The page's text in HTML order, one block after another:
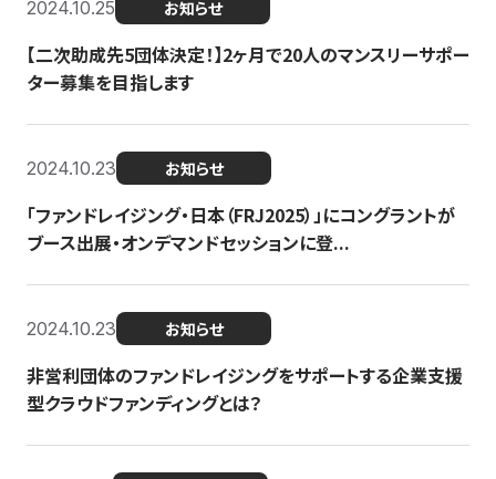
2024.10.25 お知らせ
【二次助成先5団体決定！】2ヶ月で20人のマンスリーサポー
ター募集を目指します
2024.10.23 お知らせ
「ファンドレイジング・日本（FRJ2025）」にコングラントが
ブース出展・オンデマンドセッションに登...
2024.10.23 お知らせ
非営利団体のファンドレイジングをサポートする企業支援
型クラウドファンディングとは？